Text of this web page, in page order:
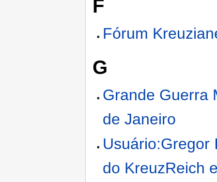
F
Fórum
G
Grande Guerra
de Janeiro
Usuário:Gregor
do KreuzReich